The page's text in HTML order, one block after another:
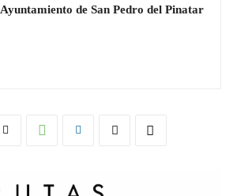
Ayuntamiento de San Pedro del Pinatar